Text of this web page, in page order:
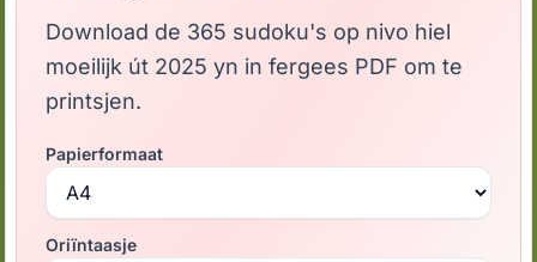
Download de 365 sudoku's op nivo hiel
moeilijk út 2025 yn in fergees PDF om te
printsjen.
Papierformaat
Oriïntaasje